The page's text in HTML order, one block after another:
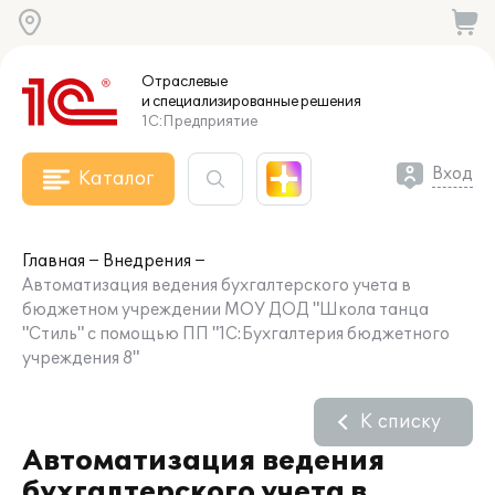
Отраслевые
и специализированныерешения
1С:Предприятие
Каталог Вход
Главная
Внедрения
Автоматизация ведения бухгалтерского учета в
бюджетном учреждении МОУ ДОД "Школа танца
"Стиль" с помощью ПП "1С:Бухгалтерия бюджетного
учреждения 8"
Автоматизация ведения
К списку